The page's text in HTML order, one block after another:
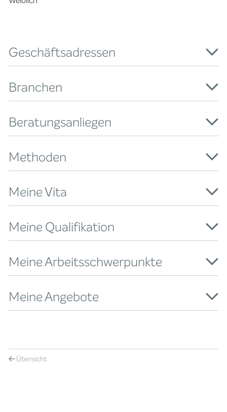
Geschäftsadressen
Branchen
Beratungsanliegen
Methoden
Meine Vita
Meine Qualifikation
Meine Arbeitsschwerpunkte
Meine Angebote
Übersicht